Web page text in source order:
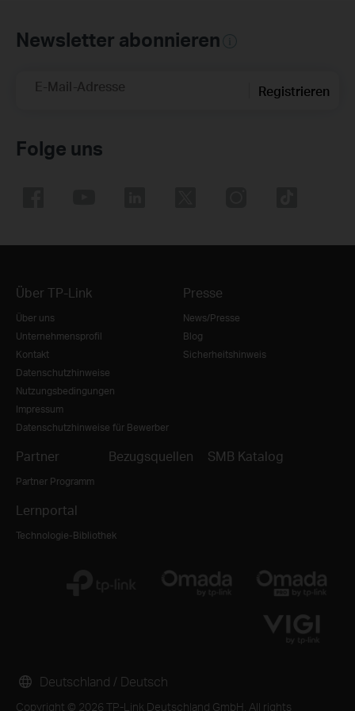
Newsletter abonnieren
E-Mail-Adresse Registrieren
Folge uns
Über TP-Link
Über uns
Unternehmensprofil
Kontakt
Datenschutzhinweise
Nutzungsbedingungen
Impressum
Datenschutzhinweise für Bewerber
Presse
News/Presse
Blog
Sicherheitshinweis
Partner
Partner Programm
Bezugsquellen SMB Katalog
Lernportal
Technologie-Bibliothek
Copyright © 2026 TP-Link Deutschland GmbH. All rights
Deutschland / Deutsch